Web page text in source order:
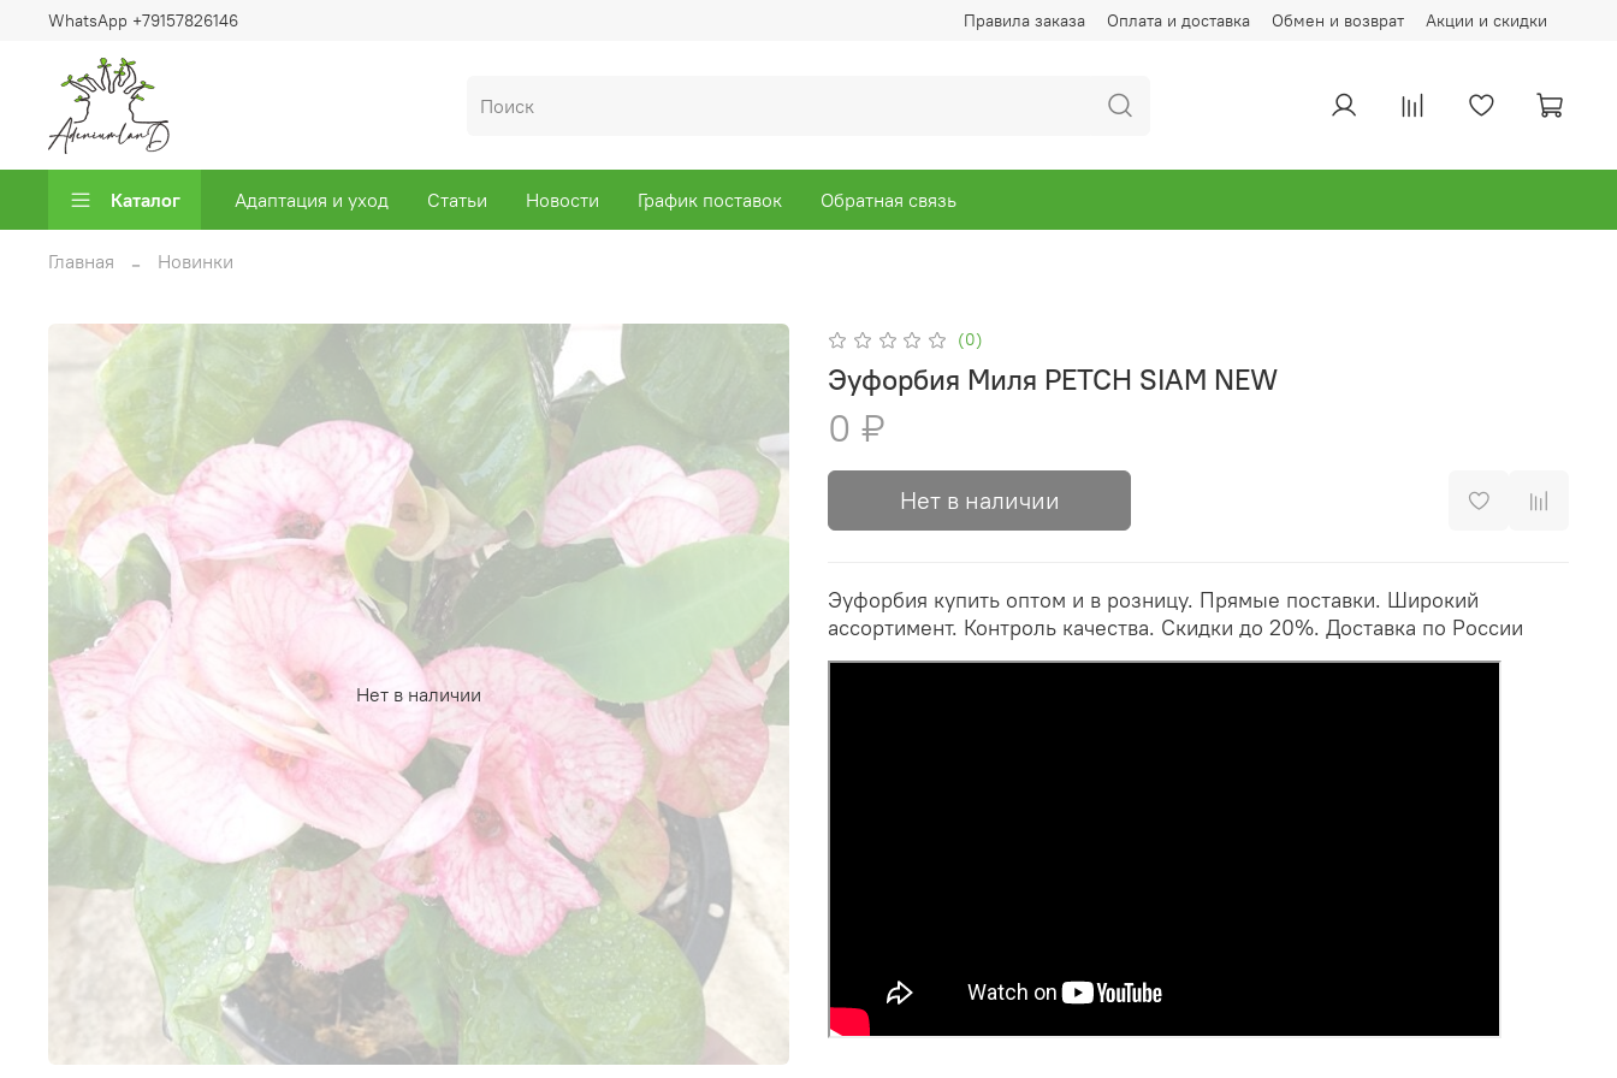
Правила заказа Оплата и доставка Обмен и возврат Акции и скидки
WhatsApp +79157826146
Каталог Адаптация и уход Статьи Новости График поставок Обратная связь
Главная Новинки
Нет в наличии
(0)
Эуфорбия Миля PETCH SIAM NEW
0 ₽
Нет в наличии
Эуфорбия купить оптом и в розницу. Прямые поставки. Широкий
ассортимент. Контроль качества. Скидки до 20%. Доставка по России